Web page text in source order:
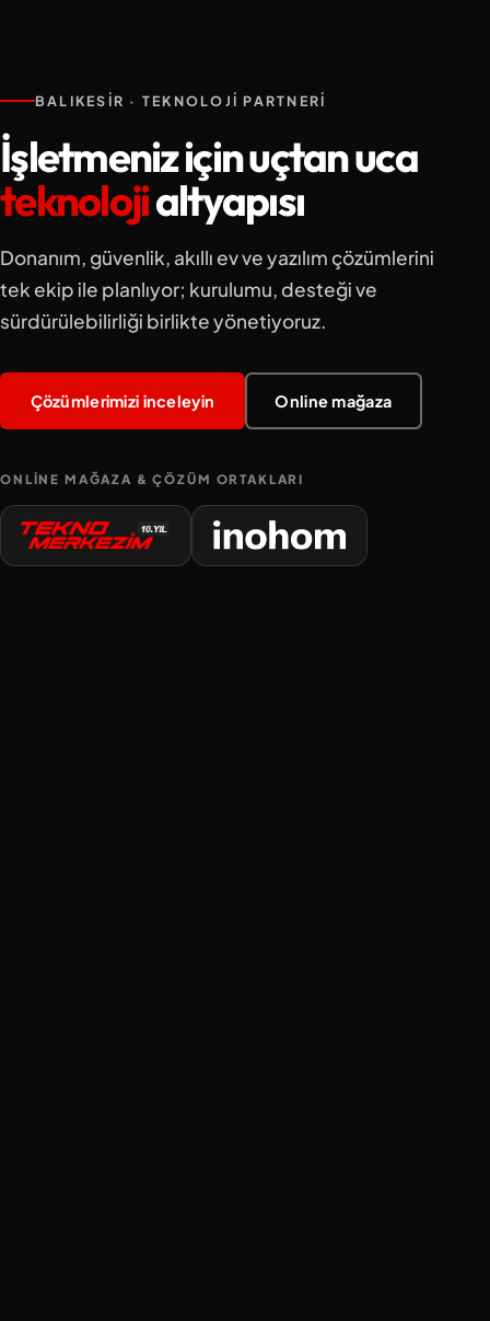
BALIKESIR · TEKNOLOJI PARTNERI
İşletmeniz için uçtan uca
teknolojialtyapısı
Donanım, güvenlik, akıllı ev ve yazılım çözümlerini
tek ekip ile planlıyor; kurulumu, desteği ve
sürdürülebilirliği birlikte yönetiyoruz.
Çözümlerimizi inceleyin Online mağaza
ONLINE MAĞAZA & ÇÖZÜM ORTAKLARI